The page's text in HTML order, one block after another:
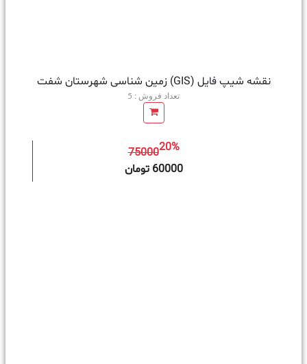
نقشه شیپ فایل (GIS) زمین‌ شناسی شهرستان شفت
تعداد فروش : 5
7500020%
60000 تومان